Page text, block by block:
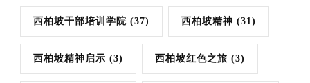
西柏坡干部培训学院 (37) 西柏坡精神 (31)
西柏坡精神启示 (3) 西柏坡红色之旅 (3)